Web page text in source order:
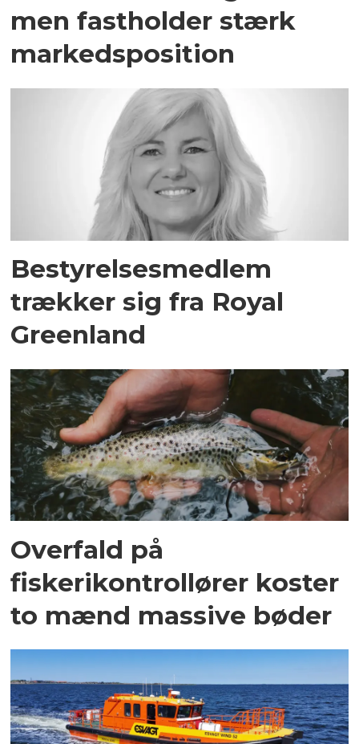
men fastholder stærk
markedsposition
Bestyrelsesmedlem
trækker sig fra Royal
Greenland
Overfald på
fiskerikontrollører koster
to mænd massive bøder